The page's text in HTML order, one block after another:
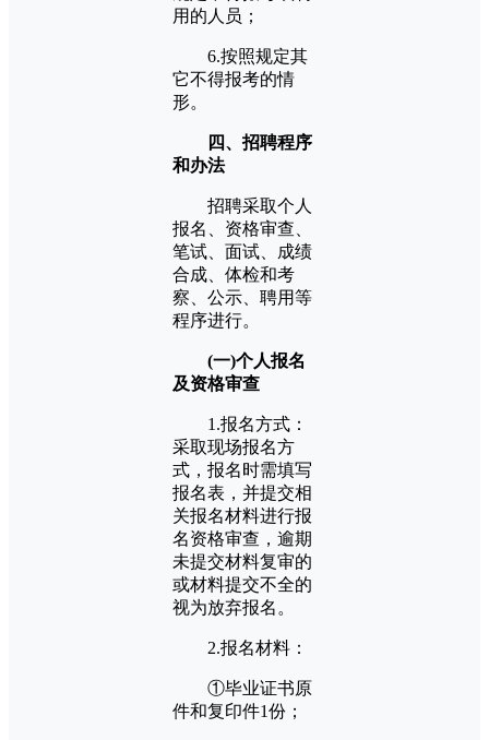
用的人员；
6.按照规定其
它不得报考的情
形。
四、招聘程序
和办法
招聘采取个人
报名、资格审查、
笔试、面试、成绩
合成、体检和考
察、公示、聘用等
程序进行。
(一)个人报名
及资格审查
1.报名方式：
采取现场报名方
式，报名时需填写
报名表，并提交相
关报名材料进行报
名资格审查，逾期
未提交材料复审的
或材料提交不全的
视为放弃报名。
2.报名材料：
①毕业证书原
件和复印件1份；